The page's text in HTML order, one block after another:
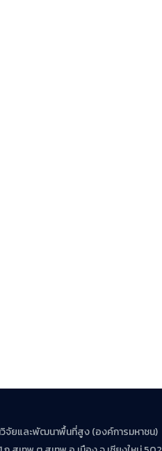
จัยและพัฒนาพื้นที่สูง (องค์การมหาชน)